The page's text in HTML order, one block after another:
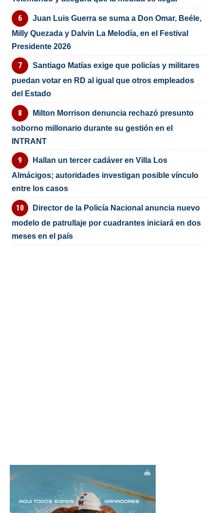
Juan Luis Guerra se suma a Don Omar, Beéle,
Milly Quezada y Dalvin La Melodía, en el Festival
Presidente 2026
Santiago Matías exige que policías y militares
puedan votar en RD al igual que otros empleados
del Estado
Milton Morrison denuncia rechazó presunto
soborno millonario durante su gestión en el
INTRANT
Hallan un tercer cadáver en Villa Los
Almácigos; autoridades investigan posible vínculo
entre los casos
Director de la Policía Nacional anuncia nuevo
modelo de patrullaje por cuadrantes iniciará en dos
meses en el país